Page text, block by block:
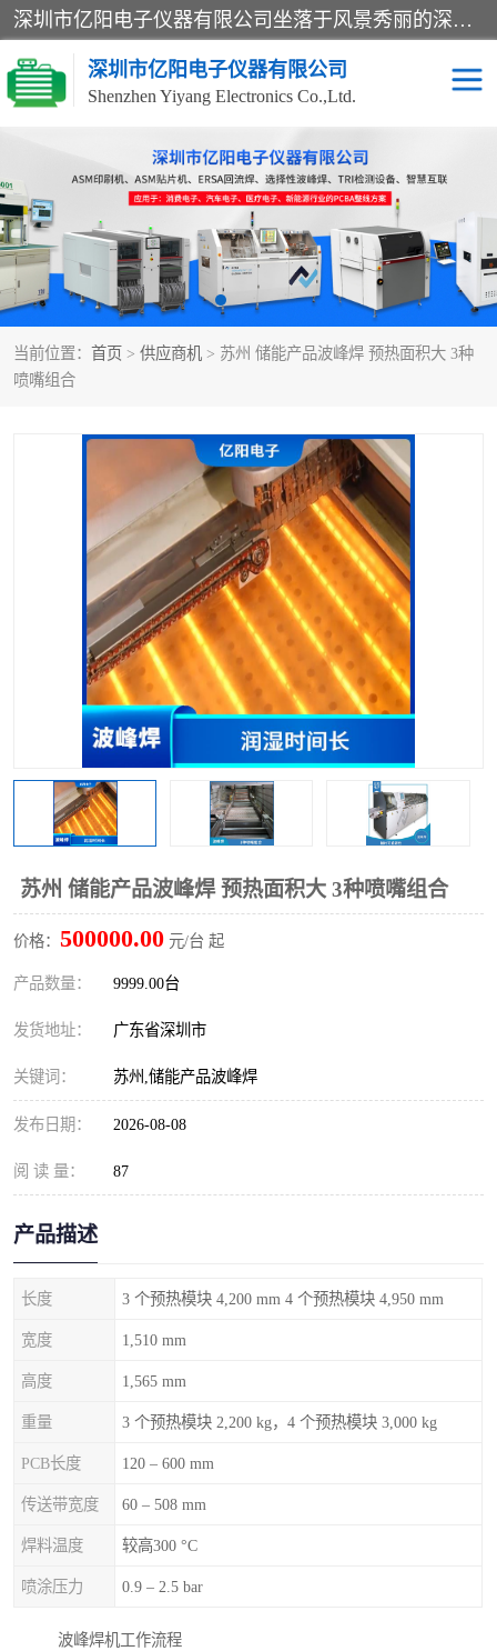
深圳市亿阳电子仪器有限公司坐落于风景秀丽的深圳市光明区，集SMT设备销售务为一体，努力为客户提供电子装配解决方案。与行业**SMT设备厂商：ASM（印刷机，锡膏检查机，贴片机），德国ERSA（爱莎）建立了稳固的代理合作关系，销售的设备一直保持**电子装配行业未来发展方向，能够满足客户各种繁杂产品的生产应用。
深圳市亿阳电子仪器有限公司
Shenzhen Yiyang Electronics Co.,Ltd.
当前位置： 首页 > 供应商机 > 苏州 储能产品波峰焊 预热面积大 3种
喷嘴组合
苏州 储能产品波峰焊 预热面积大 3种喷嘴组合
价格： 500000.00 元/台 起
产品数量： 9999.00台
发货地址： 广东省深圳市
关键词： 苏州,储能产品波峰焊
发布日期： 2026-08-08
阅 读 量： 87
产品描述
长度 3 个预热模块 4,200 mm 4 个预热模块 4,950 mm
宽度 1,510 mm
高度 1,565 mm
重量 3 个预热模块 2,200 kg，4 个预热模块 3,000 kg
PCB长度 120 – 600 mm
传送带宽度 60 – 508 mm
焊料温度 较高300 °C
喷涂压力 0.9 – 2.5 bar
波峰焊机工作流程
SX全自动高速贴片机 E系列中速贴片机
NeoHorizon全自动锡膏印
刷机
选择性波峰焊
VERSAFLOW-335
回流焊HOTFLOW 3/20e 波峰焊
BGA返修台HR600/2 自动光学检测TR7700QE
TR5001
自动光学检测TR7710 XS全自动高速贴片机
TX 全自动高速贴片机